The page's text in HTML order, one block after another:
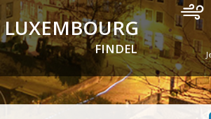
LUXEMBOURG
FINDEL